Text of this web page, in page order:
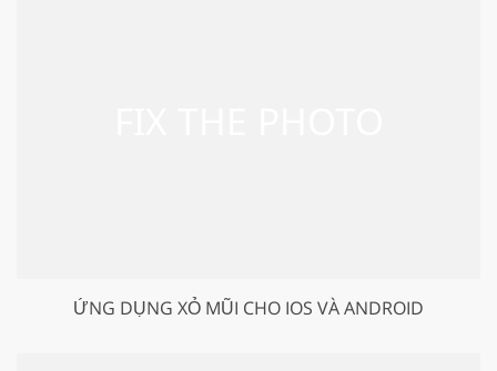
ỨNG DỤNG XỎ MŨI CHO IOS VÀ ANDROID